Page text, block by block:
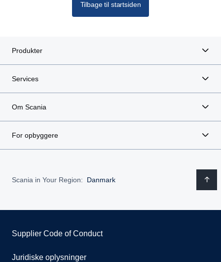
Tilbage til startsiden
Produkter
Services
Om Scania
For opbyggere
Scania in Your Region: Danmark
Supplier Code of Conduct
Juridiske oplysninger